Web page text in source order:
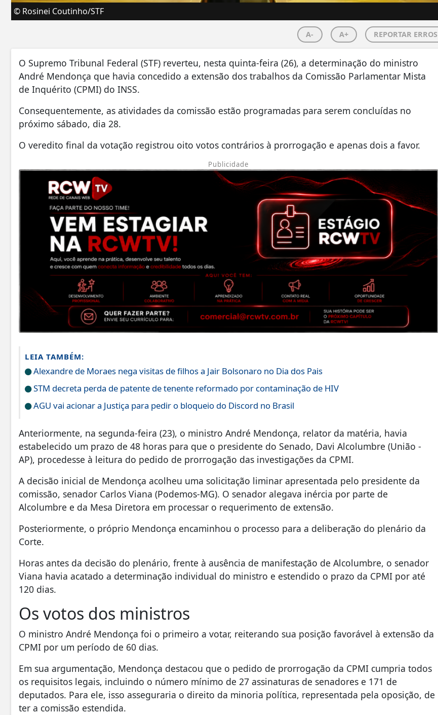
© Rosinei Coutinho/STF
A- A+ REPORTAR ERROS
O Supremo Tribunal Federal (STF) reverteu, nesta quinta-feira (26), a determinação do ministro
André Mendonça que havia concedido a extensão dos trabalhos da Comissão Parlamentar Mista
de Inquérito (CPMI) do INSS.
Consequentemente, as atividades da comissão estão programadas para serem concluídas no
próximo sábado, dia 28.
O veredito final da votação registrou oito votos contrários à prorrogação e apenas dois a favor.
Publicidade
LEIA TAMBÉM:
Alexandre de Moraes nega visitas de filhos a Jair Bolsonaro no Dia dos Pais
STM decreta perda de patente de tenente reformado por contaminação de HIV
AGU vai acionar a Justiça para pedir o bloqueio do Discord no Brasil
Anteriormente, na segunda-feira (23), o ministro André Mendonça, relator da matéria, havia
estabelecido um prazo de 48 horas para que o presidente do Senado, Davi Alcolumbre (União -
AP), procedesse à leitura do pedido de prorrogação das investigações da CPMI.
A decisão inicial de Mendonça acolheu uma solicitação liminar apresentada pelo presidente da
comissão, senador Carlos Viana (Podemos-MG). O senador alegava inércia por parte de
Alcolumbre e da Mesa Diretora em processar o requerimento de extensão.
Posteriormente, o próprio Mendonça encaminhou o processo para a deliberação do plenário da
Corte.
Horas antes da decisão do plenário, frente à ausência de manifestação de Alcolumbre, o senador
Viana havia acatado a determinação individual do ministro e estendido o prazo da CPMI por até
120 dias.
Os votos dos ministros
O ministro André Mendonça foi o primeiro a votar, reiterando sua posição favorável à extensão da
CPMI por um período de 60 dias.
Em sua argumentação, Mendonça destacou que o pedido de prorrogação da CPMI cumpria todos
os requisitos legais, incluindo o número mínimo de 27 assinaturas de senadores e 171 de
deputados. Para ele, isso asseguraria o direito da minoria política, representada pela oposição, de
ter a comissão estendida.